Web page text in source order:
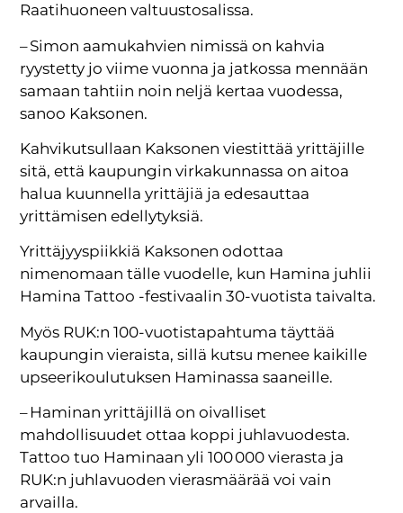
Raatihuoneen valtuustosalissa.
– Simon aamukahvien nimissä on kahvia
ryystetty jo viime vuonna ja jatkossa mennään
samaan tahtiin noin neljä kertaa vuodessa,
sanoo Kaksonen.
Kahvikutsullaan Kaksonen viestittää yrittäjille
sitä, että kaupungin virkakunnassa on aitoa
halua kuunnella yrittäjiä ja edesauttaa
yrittämisen edellytyksiä.
Yrittäjyyspiikkiä Kaksonen odottaa
nimenomaan tälle vuodelle, kun Hamina juhlii
Hamina Tattoo -festivaalin 30-vuotista taivalta.
Myös RUK:n 100-vuotistapahtuma täyttää
kaupungin vieraista, sillä kutsu menee kaikille
upseerikoulutuksen Haminassa saaneille.
– Haminan yrittäjillä on oivalliset
mahdollisuudet ottaa koppi juhlavuodesta.
Tattoo tuo Haminaan yli 100 000 vierasta ja
RUK:n juhlavuoden vierasmäärää voi vain
arvailla.